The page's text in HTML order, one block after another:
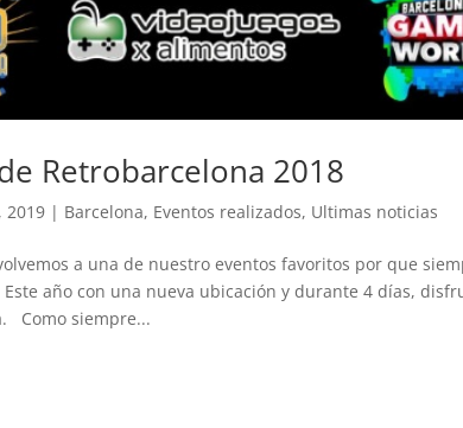
Retrobarcelona 2018
2019 | Barcelona, Eventos realizados, Ultimas noticias
a una de nuestro eventos favoritos por que
año con una nueva ubicación y durante 4 días,
Como siempre...